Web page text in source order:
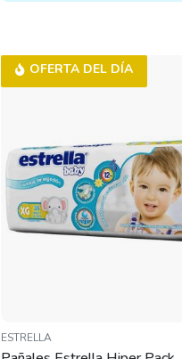
ESTRELLA
OFERTA DEL DÍA